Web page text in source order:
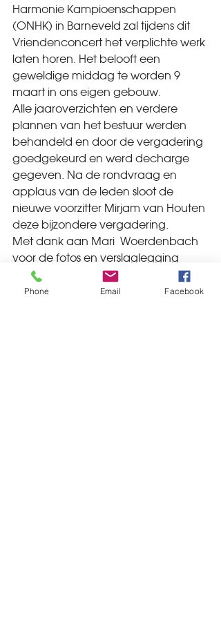
Harmonie Kampioenschappen
(ONHK) in Barneveld zal tijdens dit
Vriendenconcert het verplichte werk
laten horen. Het belooft een
geweldige middag te worden 9
maart in ons eigen gebouw.
Alle jaaroverzichten en verdere
plannen van het bestuur werden
behandeld en door de vergadering
goedgekeurd en werd decharge
gegeven. Na de rondvraag en
applaus van de leden sloot de
nieuwe voorzitter Mirjam van Houten
deze bijzondere vergadering.
Met dank aan Mari  Woerdenbach
voor de fotos en verslaglegging
Phone Email Facebook